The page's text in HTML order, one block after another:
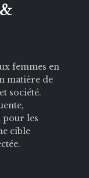
femmes en
matière de
société.
pour les
cible